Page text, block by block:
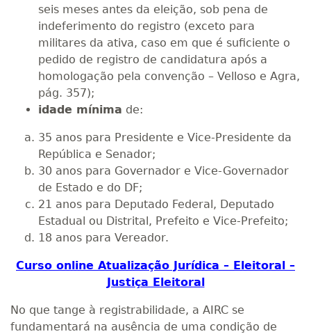
seis meses antes da eleição, sob pena de
indeferimento do registro (exceto para
militares da ativa, caso em que é suficiente o
pedido de registro de candidatura após a
homologação pela convenção – Velloso e Agra,
pág. 357);
idade mínima de:
35 anos para Presidente e Vice-Presidente da
República e Senador;
30 anos para Governador e Vice-Governador
de Estado e do DF;
21 anos para Deputado Federal, Deputado
Estadual ou Distrital, Prefeito e Vice-Prefeito;
18 anos para Vereador.
Curso online Atualização Jurídica – Eleitoral –
Justiça Eleitoral
No que tange à registrabilidade, a AIRC se
fundamentará na ausência de uma condição de